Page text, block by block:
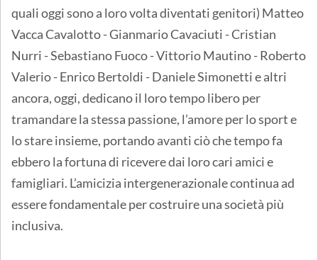
quali oggi sono a loro volta diventati genitori) Matteo
Vacca Cavalotto - Gianmario Cavaciuti - Cristian
Nurri - Sebastiano Fuoco - Vittorio Mautino - Roberto
Valerio - Enrico Bertoldi - Daniele Simonetti e altri
ancora, oggi, dedicano il loro tempo libero per
tramandare la stessa passione, l’amore per lo sport e
lo stare insieme, portando avanti ciò che tempo fa
ebbero la fortuna di ricevere dai loro cari amici e
famigliari. L’amicizia intergenerazionale continua ad
essere fondamentale per costruire una società più
inclusiva.